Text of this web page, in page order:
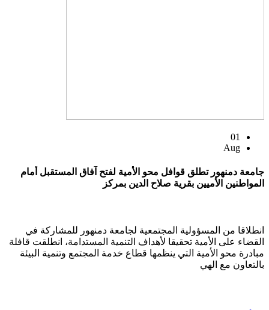
01
Aug
جامعة دمنهور تطلق قوافل محو الأمية لفتح آفاق المستقبل أمام
المواطنين الأميين بقرية صلاح الدين بمركز
انطلاقا من المسؤولية المجتمعية لجامعة دمنهور للمشاركة في
القضاء على الأمية تحقيقا لأهداف التنمية المستدامة، انطلقت قافلة
مبادرة محو الأمية التي ينظمها قطاع خدمة المجتمع وتنمية البيئة
بالتعاون مع الهي